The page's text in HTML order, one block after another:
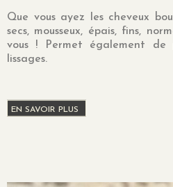
Que vous ayez les cheveux
secs, mousseux, épais, fins,
vous ! Permet également de
lissages.
EN SAVOIR PLUS